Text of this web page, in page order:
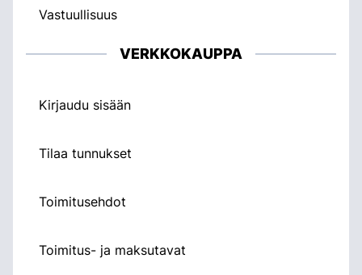
Vastuullisuus
VERKKOKAUPPA
Kirjaudu sisään
Tilaa tunnukset
Toimitusehdot
Toimitus- ja maksutavat